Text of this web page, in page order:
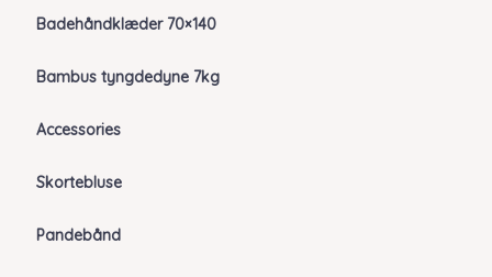
Badehåndklæder 70×140
Bambus tyngdedyne 7kg
Accessories
Skortebluse
Pandebånd